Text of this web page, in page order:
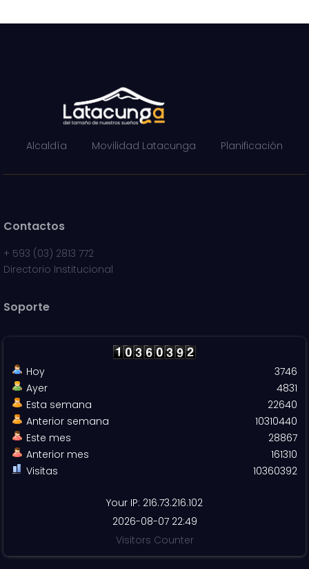
Alcaldía Movilidad Latacunga Planificación
Contactos
+ 593 (03) 2813 772
Directorio Institucional
Soporte
Hoy
Ayer
Esta semana
Anterior semana
Este mes
Anterior mes
Visitas
3746
4831
22640
10310440
28867
161310
10360392
Your IP: 216.73.216.102
2026-08-07 22:49
Visitors Counter